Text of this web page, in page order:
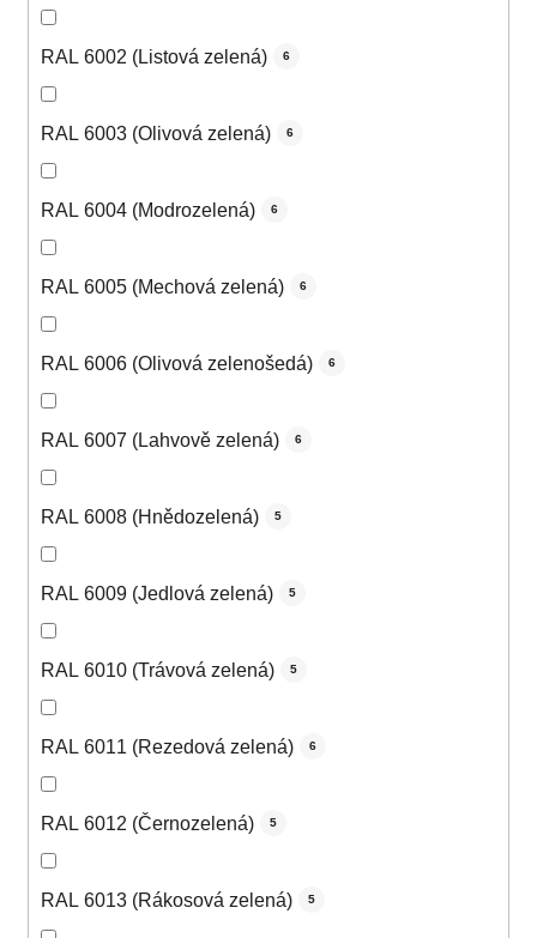
RAL 6002 (Listová zelená) 6
RAL 6003 (Olivová zelená) 6
RAL 6004 (Modrozelená) 6
RAL 6005 (Mechová zelená) 6
RAL 6006 (Olivová zelenošedá) 6
RAL 6007 (Lahvově zelená) 6
RAL 6008 (Hnědozelená) 5
RAL 6009 (Jedlová zelená) 5
RAL 6010 (Trávová zelená) 5
RAL 6011 (Rezedová zelená) 6
RAL 6012 (Černozelená) 5
RAL 6013 (Rákosová zelená) 5